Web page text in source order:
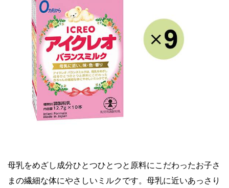
母乳をめざし成分ひとつひとつと原料にこだわったお子さ
まの繊細な体にやさしいミルクです。母乳に近いあっさり